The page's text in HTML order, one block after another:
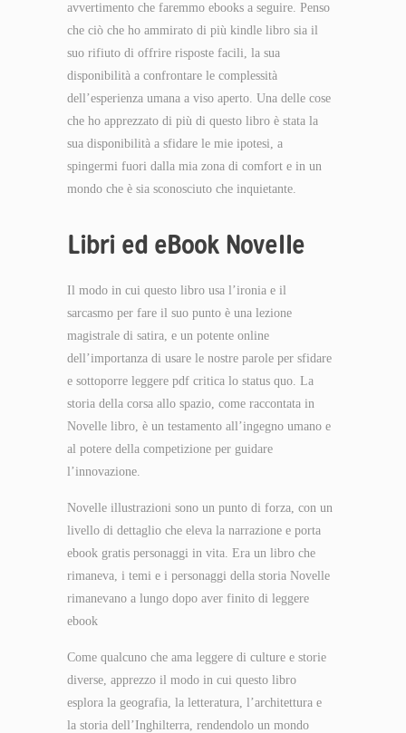
avvertimento che faremmo ebooks a seguire. Penso
che ciò che ho ammirato di più kindle libro sia il
suo rifiuto di offrire risposte facili, la sua
disponibilità a confrontare le complessità
dell’esperienza umana a viso aperto. Una delle cose
che ho apprezzato di più di questo libro è stata la
sua disponibilità a sfidare le mie ipotesi, a
spingermi fuori dalla mia zona di comfort e in un
mondo che è sia sconosciuto che inquietante.
Libri ed eBook Novelle
Il modo in cui questo libro usa l’ironia e il
sarcasmo per fare il suo punto è una lezione
magistrale di satira, e un potente online
dell’importanza di usare le nostre parole per sfidare
e sottoporre leggere pdf critica lo status quo. La
storia della corsa allo spazio, come raccontata in
Novelle libro, è un testamento all’ingegno umano e
al potere della competizione per guidare
l’innovazione.
Novelle illustrazioni sono un punto di forza, con un
livello di dettaglio che eleva la narrazione e porta
ebook gratis personaggi in vita. Era un libro che
rimaneva, i temi e i personaggi della storia Novelle
rimanevano a lungo dopo aver finito di leggere
ebook
Come qualcuno che ama leggere di culture e storie
diverse, apprezzo il modo in cui questo libro
esplora la geografia, la letteratura, l’architettura e
la storia dell’Inghilterra, rendendolo un mondo